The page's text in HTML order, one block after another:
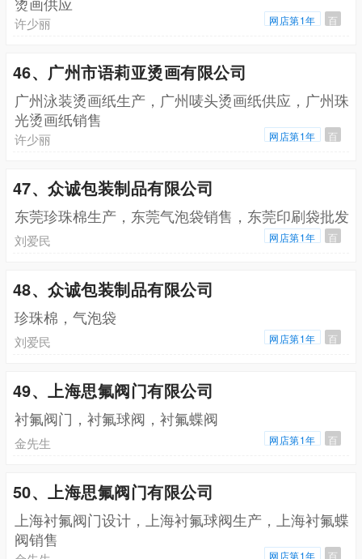
许少丽 网店第1年 百
46、广州市语莉亚烫画有限公司
广州泳装烫画纸生产，广州唛头烫画纸供应，广州珠
光烫画纸销售
许少丽 网店第1年 百
47、众诚包装制品有限公司
东莞珍珠棉生产，东莞气泡袋销售，东莞印刷袋批发
刘爱民 网店第1年 百
48、众诚包装制品有限公司
珍珠棉，气泡袋
刘爱民 网店第1年 百
49、上海思氟阀门有限公司
衬氟阀门，衬氟球阀，衬氟蝶阀
金先生 网店第1年 百
50、上海思氟阀门有限公司
上海衬氟阀门设计，上海衬氟球阀生产，上海衬氟蝶
阀销售
网店第1年 百